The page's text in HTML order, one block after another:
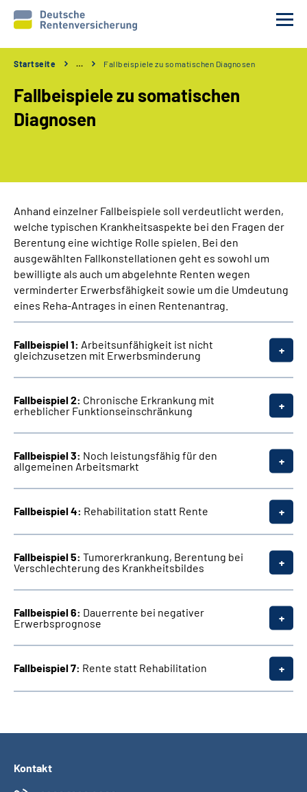
Ihre Aufgaben
Rente
Erweiterte Suche
Startseite … Fallbeispiele zu somatischen Diagnosen
Fallbeispiele zu somatischen
Diagnosen
Anhand einzelner Fallbeispiele soll verdeutlicht werden,
welche typischen Krankheitsaspekte bei den Fragen der
Berentung eine wichtige Rolle spielen. Bei den
ausgewählten Fallkonstellationen geht es sowohl um
bewilligte als auch um abgelehnte Renten wegen
verminderter Erwerbsfähigkeit sowie um die Umdeutung
eines Reha-Antrages in einen Rentenantrag.
Fallbeispiel 1: Arbeitsunfähigkeit ist nicht
gleichzusetzen mit Erwerbsminderung
Fallbeispiel 2: Chronische Erkrankung mit
erheblicher Funktionseinschränkung
Fallbeispiel 3: Noch leistungsfähig für den
allgemeinen Arbeitsmarkt
Fallbeispiel 4: Rehabilitation statt Rente
Fallbeispiel 5: Tumorerkrankung, Berentung bei
Verschlechterung des Krankheitsbildes
Fallbeispiel 6: Dauerrente bei negativer
Erwerbsprognose
Fallbeispiel 7: Rente statt Rehabilitation
Kontakt